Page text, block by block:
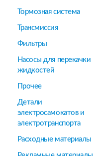
Тормозная система
Трансмиссия
Фильтры
Насосы для перекачки
жидкостей
Прочее
Детали
электросамокатов и
электротранспорта
Расходные материалы